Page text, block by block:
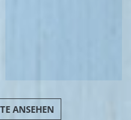
ANSEHEN